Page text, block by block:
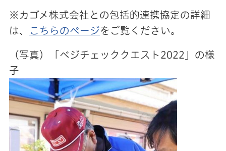
※カゴメ株式会社との包括的連携協定の詳細
は、
こちらのページをご覧ください。
（写真）「ベジチェッククエスト2022」の様
子